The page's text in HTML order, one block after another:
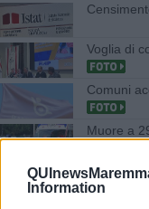
Information
Voglia di
Comuni
Muore a
Raro
Maremma